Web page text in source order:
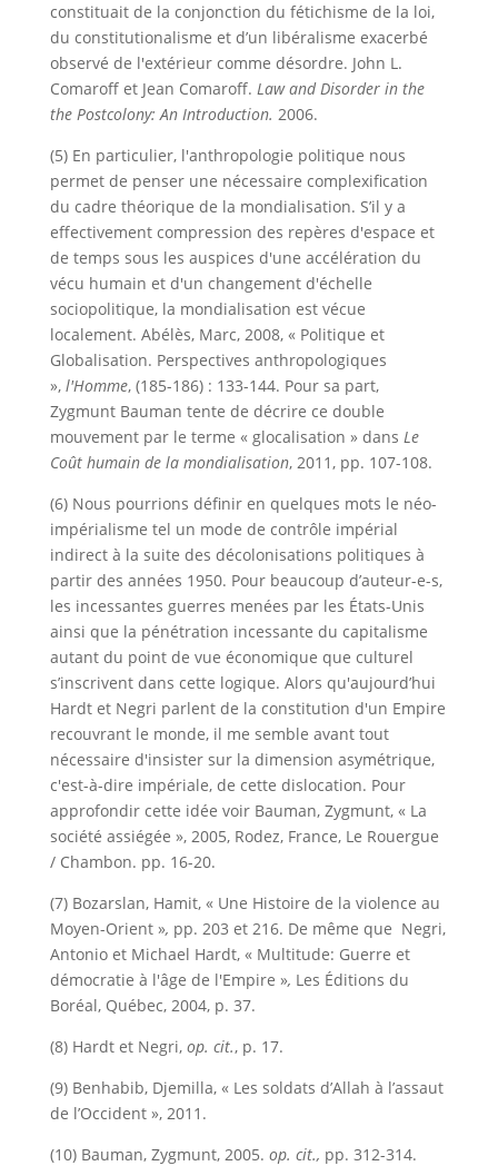
constituait de la conjonction du fétichisme de la loi,
du constitutionalisme et d’un libéralisme exacerbé
observé de l'extérieur comme désordre. John L.
Comaroff et Jean Comaroff. Law and Disorder in the
the Postcolony: An Introduction. 2006.
(5) En particulier, l'anthropologie politique nous
permet de penser une nécessaire complexification
du cadre théorique de la mondialisation. S’il y a
effectivement compression des repères d'espace et
de temps sous les auspices d'une accélération du
vécu humain et d'un changement d'échelle
sociopolitique, la mondialisation est vécue
localement. Abélès, Marc, 2008, « Politique et
Globalisation. Perspectives anthropologiques
», l'Homme, (185-186) : 133-144. Pour sa part,
Zygmunt Bauman tente de décrire ce double
mouvement par le terme « glocalisation » dans Le
Coût humain de la mondialisation, 2011, pp. 107-108.
(6) Nous pourrions définir en quelques mots le néo-
impérialisme tel un mode de contrôle impérial
indirect à la suite des décolonisations politiques à
partir des années 1950. Pour beaucoup d’auteur-e-s,
les incessantes guerres menées par les États-Unis
ainsi que la pénétration incessante du capitalisme
autant du point de vue économique que culturel
s’inscrivent dans cette logique. Alors qu'aujourd’hui
Hardt et Negri parlent de la constitution d'un Empire
recouvrant le monde, il me semble avant tout
nécessaire d'insister sur la dimension asymétrique,
c'est-à-dire impériale, de cette dislocation. Pour
approfondir cette idée voir Bauman, Zygmunt, « La
société assiégée », 2005, Rodez, France, Le Rouergue
/ Chambon. pp. 16-20.
(7) Bozarslan, Hamit, « Une Histoire de la violence au
Moyen-Orient », pp. 203 et 216. De même que Negri,
Antonio et Michael Hardt, « Multitude: Guerre et
démocratie à l'âge de l'Empire », Les Éditions du
Boréal, Québec, 2004, p. 37.
(8) Hardt et Negri, op. cit., p. 17.
(9) Benhabib, Djemilla, « Les soldats d’Allah à l’assaut
de l’Occident », 2011.
(10) Bauman, Zygmunt, 2005. op. cit., pp. 312-314.